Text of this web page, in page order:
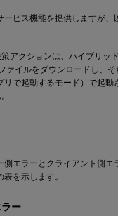
ービス機能を提供しますが、
策アクションは、ハイブリッ
ァイルをダウンロードし、
で起動するモード）で起動
側エラーとクライアント側エ
を示します。
ー